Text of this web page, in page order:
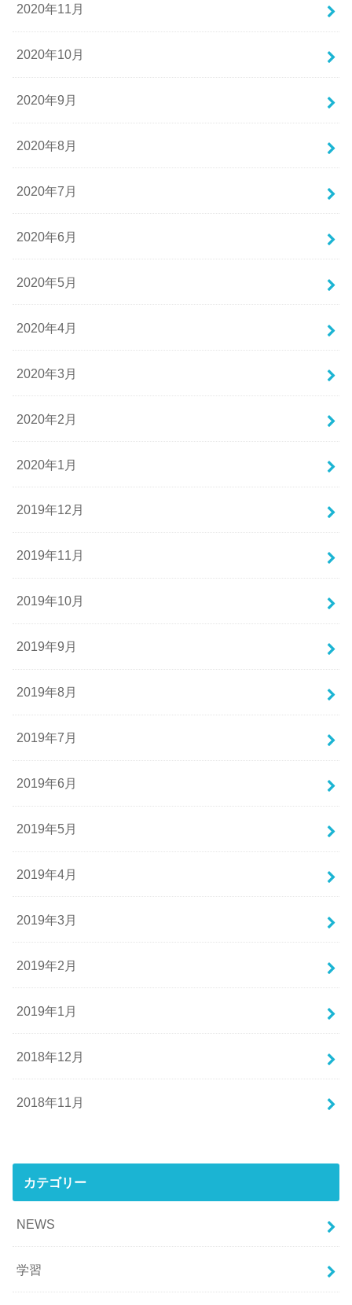
2020年11月
2020年10月
2020年9月
2020年8月
2020年7月
2020年6月
2020年5月
2020年4月
2020年3月
2020年2月
2020年1月
2019年12月
2019年11月
2019年10月
2019年9月
2019年8月
2019年7月
2019年6月
2019年5月
2019年4月
2019年3月
2019年2月
2019年1月
2018年12月
2018年11月
カテゴリー
NEWS
学習